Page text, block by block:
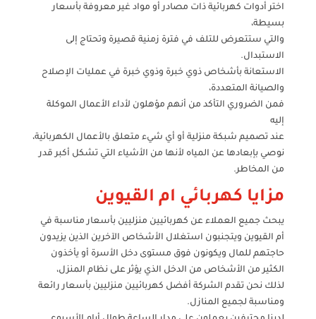
اختر أدوات كهربائية ذات مصادر أو مواد غير معروفة بأسعار
بسيطة،
والتي ستتعرض للتلف في فترة زمنية قصيرة وتحتاج إلى
الاستبدال.
الاستعانة بأشخاص ذوي خبرة وذوي خبرة في عمليات الإصلاح
والصيانة المتعددة،
فمن الضروري التأكد من أنهم مؤهلون لأداء الأعمال الموكلة
إليه
عند تصميم شبكة منزلية أو أي شيء متعلق بالأعمال الكهربائية،
نوصي بإبعادها عن المياه لأنها من الأشياء التي تشكل أكبر قدر
من المخاطر.
مزايا كهربائي ام القيوين
يبحث جميع العملاء عن كهربائيين منزليين بأسعار مناسبة في
أم القيوين ويتجنبون استغلال الأشخاص الآخرين الذين يزيدون
حاجتهم للمال ويكونون فوق مستوى دخل الأسرة أو يأخذون
الكثير من الأشخاص من الدخل الذي يؤثر على نظام المنزل،
لذلك نحن تقدم الشركة أفضل كهربائيين منزليين بأسعار رائعة
ومناسبة لجميع المنازل.